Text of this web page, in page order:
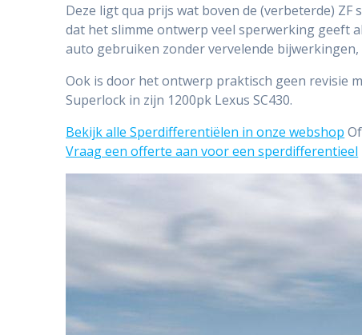
Deze ligt qua prijs wat boven de (verbeterde)
dat het slimme ontwerp veel sperwerking geeft
auto gebruiken zonder vervelende
Ook is door het ontwerp praktisch geen revisie
Superlock in zijn 1200pk Lexus SC430.
Bekijk alle Sperdifferentiëlen in onze webshop Of
Vraag een offerte aan voor een sperdifferentieel